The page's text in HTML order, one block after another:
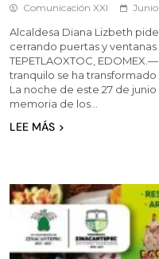
Comunicación XXI
Alcaldesa Diana Lizbeth
cerrando puertas y
TEPETLAOXTOC,
tranquilo se ha
La noche de este 27 de
memoria de los…
LEE MÁS